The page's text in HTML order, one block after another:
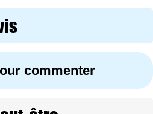
commenter